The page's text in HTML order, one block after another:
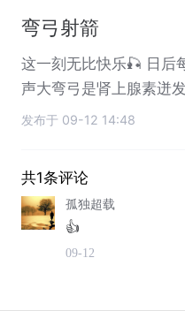
弯弓射箭
这一刻无比快乐🎣 日后
声大弯弓是肾上腺素迸
发布于 09-12 14:48
共1条评论
孤独超载
👍
09-12